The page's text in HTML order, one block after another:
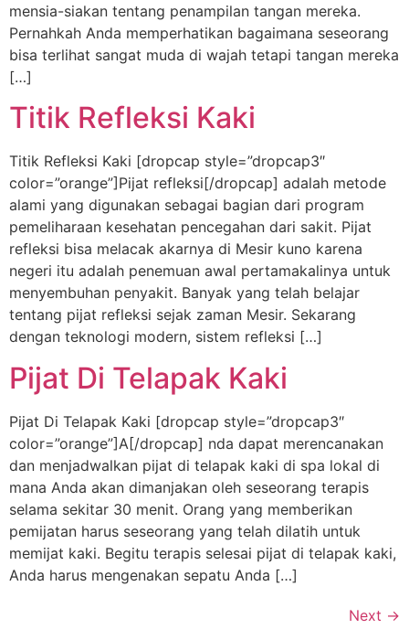
mensia-siakan tentang penampilan tangan mereka.
Pernahkah Anda memperhatikan bagaimana seseorang
bisa terlihat sangat muda di wajah tetapi tangan mereka
[…]
Titik Refleksi Kaki
Titik Refleksi Kaki [dropcap style=”dropcap3″
color=”orange”]Pijat refleksi[/dropcap] adalah metode
alami yang digunakan sebagai bagian dari program
pemeliharaan kesehatan pencegahan dari sakit. Pijat
refleksi bisa melacak akarnya di Mesir kuno karena
negeri itu adalah penemuan awal pertamakalinya untuk
menyembuhan penyakit. Banyak yang telah belajar
tentang pijat refleksi sejak zaman Mesir. Sekarang
dengan teknologi modern, sistem refleksi […]
Pijat Di Telapak Kaki
Pijat Di Telapak Kaki [dropcap style=”dropcap3″
color=”orange”]A[/dropcap] nda dapat merencanakan
dan menjadwalkan pijat di telapak kaki di spa lokal di
mana Anda akan dimanjakan oleh seseorang terapis
selama sekitar 30 menit. Orang yang memberikan
pemijatan harus seseorang yang telah dilatih untuk
memijat kaki. Begitu terapis selesai pijat di telapak kaki,
Anda harus mengenakan sepatu Anda […]
Next →